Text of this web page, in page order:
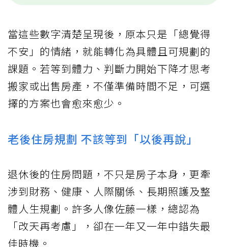
當這些數字清楚呈現後，原本只是「總覺得
不安」的情緒，就能轉化為具體且可規劃的
課題。若等到體力、判斷力開始下降才思考
搬家或出售房產，不僅準備時間不足，可選
擇的方案也會愈來愈少。
老後住房規劃 不該等到「以後再說」
退休後的住房問題，不只是房子本身，更牽
涉到財務、健康、人際關係、長期照護及整
體人生規劃。許多人像佐藤一樣，總認為
「改天再考慮」，卻在一年又一年中錯失最
佳時機。